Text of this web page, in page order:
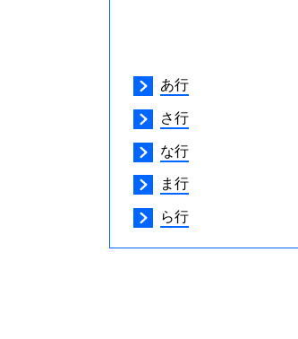
あ行
さ行
な行
ま行
ら行